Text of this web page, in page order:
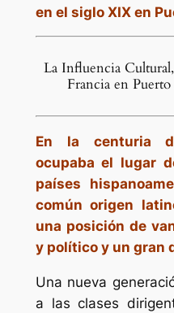
en el siglo XIX en
La Influencia
Francia en
En la centuria
ocupaba el lugar
países
común origen
una posición de
y político y un gran
Una nueva
a las clases